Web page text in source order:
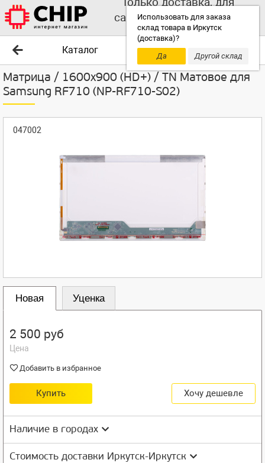
Использовать для заказа
склад товара в Иркутск
(доставка)?
Да
Другой склад
самовывоза выбирайте
другой склад!
Каталог
Матрица / 1600x900 (HD+) / TN Матовое для
Samsung RF710 (NP-RF710-S02)
047002
Новая Уценка
2 500 руб
Цена
Добавить в избранное
Купить Хочу дешевле
Наличие в городах
Стоимость доставки Иркутск-Иркутск